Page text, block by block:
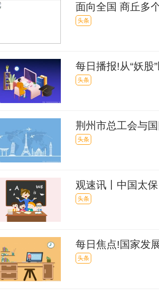
面向全国 商丘多
头条
每日播报!从“妖股
本沉浮或将谢幕
头条
荆州市总工会与
路同行”慰问活动
头条
观速讯丨中国太
2581.15亿元，同
头条
每日焦点!国家发
五”时期高技术产
头条